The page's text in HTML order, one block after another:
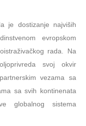
je dostizanje najviših
evropskom
rada. Na
svoj okvir
vezama sa
sa svih kontinenata
globalnog sistema